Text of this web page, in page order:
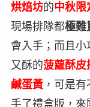
烘焙坊的中秋限
現場排隊都極難
會入手；而且小
又酥的菠蘿酥皮
鹹蛋黃，可是有
手了禮盒版，